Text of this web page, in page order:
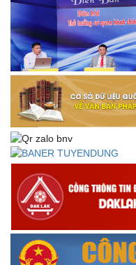
Thông báo về việc tải
thực hiện Nghị quyết
NQ/TW
Thư chúc mừng của
niệm 78 năm Ngày
thống ngành Tổ chức
Thông báo về việc
thi dân vận khéo năm